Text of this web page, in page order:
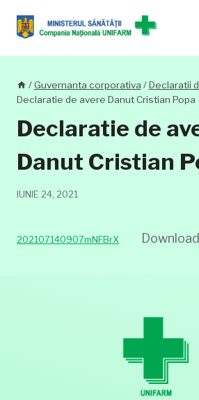
content
/ Guvernanta corporativa / Declaratii
Declaratie de avere Danut Cristian Popa
Declaratie de
Danut Cristian
IUNIE 24, 2021
202107140907mNFBrX Download